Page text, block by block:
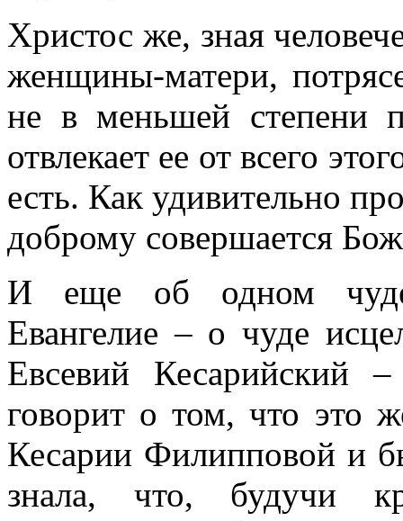
Христос же, зная
женщины-матери,
не в меньшей степени
отвлекает ее от всего
есть. Как удивительно
доброму совершается
И еще об одном чуде
Евангелие – о чуде
Евсевий Кесарийский
говорит о том, что это
Кесарии Филипповой и
знала, что, будучи